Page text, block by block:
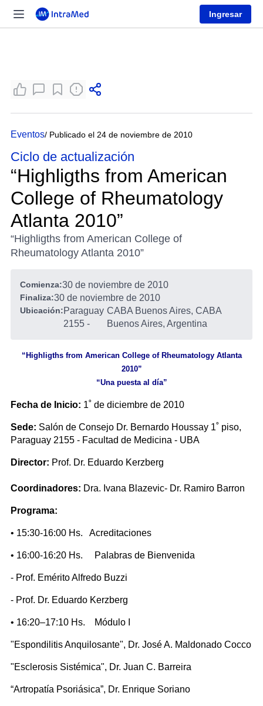
Ingresar
Eventos/ Publicado el 24 de noviembre de 2010
Ciclo de actualización
“Highligths from American
College of Rheumatology
Atlanta 2010”
“Highligths from American College of
Rheumatology Atlanta 2010”
Comienza:30 de noviembre de 2010
Finaliza:30 de noviembre de 2010
Ubicación:Paraguay
2155 -
CABA Buenos Aires, CABA
Buenos Aires, Argentina
“Highligths from American College of Rheumatology Atlanta
2010”
“Una puesta al día”
Fecha de Inicio: 1˚ de diciembre de 2010
Sede: Salón de Consejo Dr. Bernardo Houssay 1˚ piso,
Paraguay 2155 - Facultad de Medicina - UBA
Director: Prof. Dr. Eduardo Kerzberg
Coordinadores: Dra. Ivana Blazevic- Dr. Ramiro Barron
Programa:
• 15:30-16:00 Hs. Acreditaciones
• 16:00-16:20 Hs. Palabras de Bienvenida
- Prof. Emérito Alfredo Buzzi
- Prof. Dr. Eduardo Kerzberg
• 16:20–17:10 Hs. Módulo I
"Espondilitis Anquilosante", Dr. José A. Maldonado Cocco
"Esclerosis Sistémica", Dr. Juan C. Barreira
“Artropatía Psoriásica”, Dr. Enrique Soriano